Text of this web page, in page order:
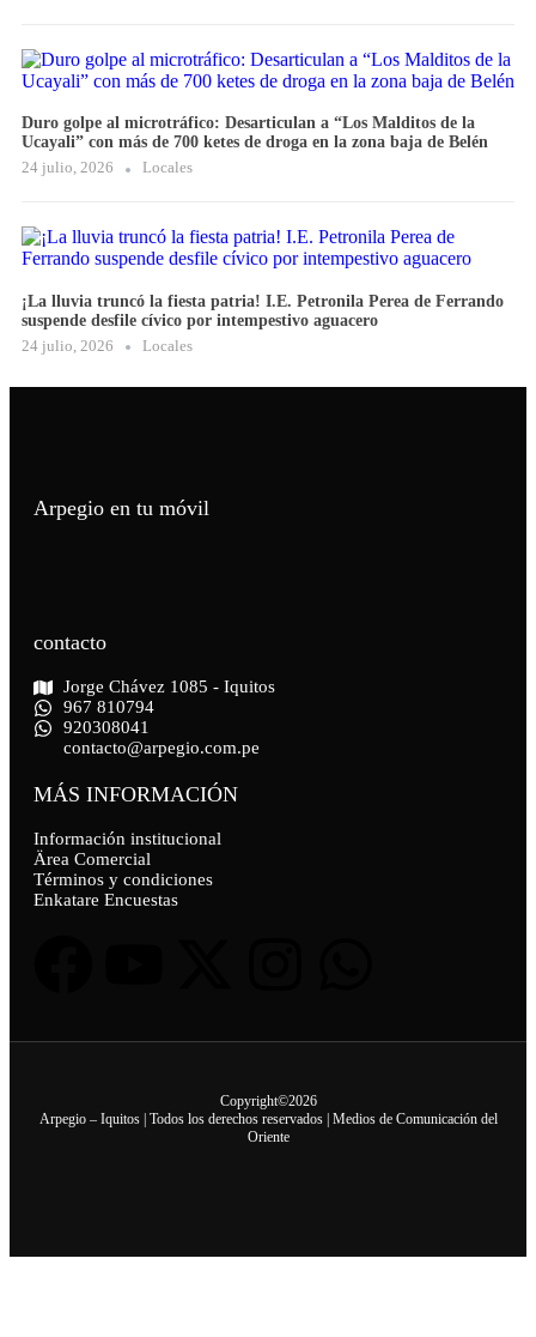
Duro golpe al microtráfico: Desarticulan a “Los Malditos de la
Ucayali” con más de 700 ketes de droga en la zona baja de Belén
24 julio, 2026
Locales
¡La lluvia truncó la fiesta patria! I.E. Petronila Perea de Ferrando
suspende desfile cívico por intempestivo aguacero
24 julio, 2026
Locales
Arpegio en tu móvil
contacto
Jorge Chávez 1085 - Iquitos
967 810794
920308041
contacto@arpegio.com.pe
MÁS INFORMACIÓN
Información institucional
Ärea Comercial
Términos y condiciones
Enkatare Encuestas
Copyright©2026
Arpegio – Iquitos | Todos los derechos reservados | Medios de Comunicación del
Oriente